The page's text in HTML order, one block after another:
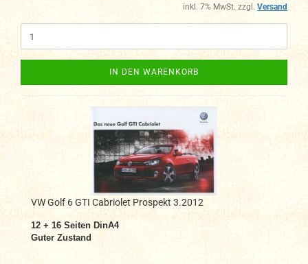
inkl. 7% MwSt. zzgl. Versand
IN DEN WARENKORB
VW Golf 6 GTI Cabriolet Prospekt 3.2012
12 + 16Seiten DinA4
Guter Zustand